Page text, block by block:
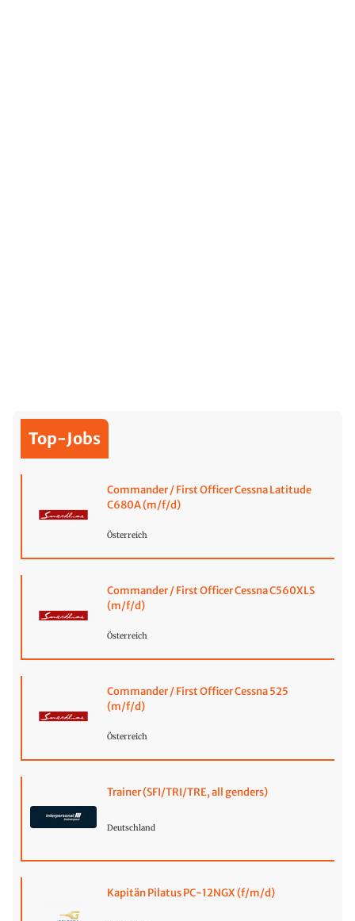
Top-Jobs
Commander / First Officer Cessna Latitude
C680A (m/f/d)
Österreich
Commander / First Officer Cessna C560XLS
(m/f/d)
Österreich
Commander / First Officer Cessna 525
(m/f/d)
Österreich
Trainer (SFI/TRI/TRE, all genders)
Deutschland
Kapitän Pilatus PC-12NGX (f/m/d)